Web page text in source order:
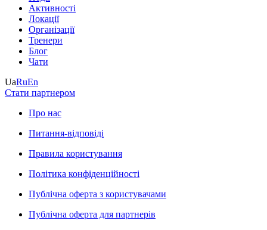
Активності
Локації
Організації
Тренери
Блог
Чати
UaRuEn
Стати партнером
Про нас
Питання-відповіді
Правила користування
Політика конфіденційності
Публічна оферта з користувачами
Публічна оферта для партнерів